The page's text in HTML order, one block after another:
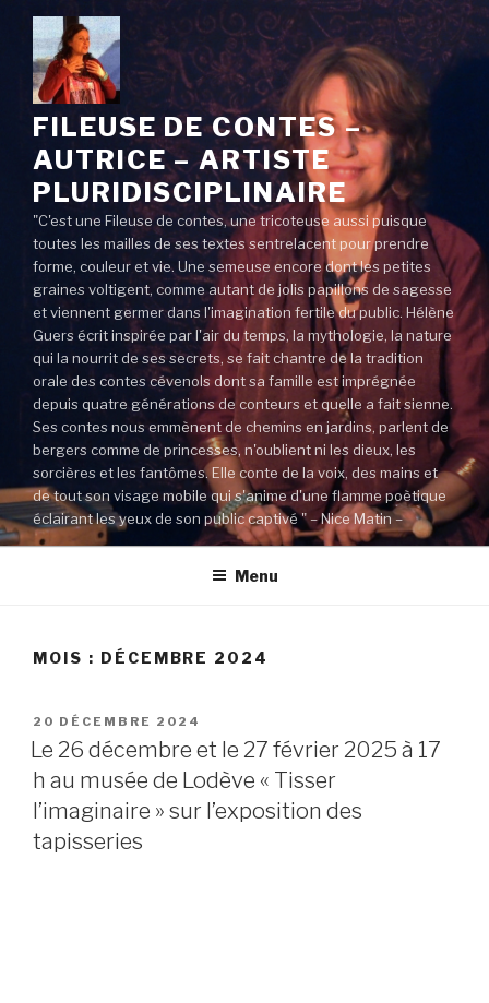
FILEUSE DE CONTES –
AUTRICE – ARTISTE
PLURIDISCIPLINAIRE
"C'est une Fileuse de contes, une tricoteuse aussi puisque
toutes les mailles de ses textes sentrelacent pour prendre
forme, couleur et vie. Une semeuse encore dont les petites
graines voltigent, comme autant de jolis papillons de sagesse
et viennent germer dans l'imagination fertile du public. Hélène
Guers écrit inspirée par l'air du temps, la mythologie, la nature
qui la nourrit de ses secrets, se fait chantre de la tradition
orale des contes cévenols dont sa famille est imprégnée
depuis quatre générations de conteurs et quelle a fait sienne.
Ses contes nous emmènent de chemins en jardins, parlent de
bergers comme de princesses, n'oublient ni les dieux, les
sorcières et les fantômes. Elle conte de la voix, des mains et
de tout son visage mobile qui s'anime d'une flamme poètique
éclairant les yeux de son public captivé " – Nice Matin –
Menu
MOIS : DÉCEMBRE 2024
20 DÉCEMBRE 2024
Le 26 décembre et le 27 février 2025 à 17
h au musée de Lodève « Tisser
l’imaginaire » sur l’exposition des
tapisseries